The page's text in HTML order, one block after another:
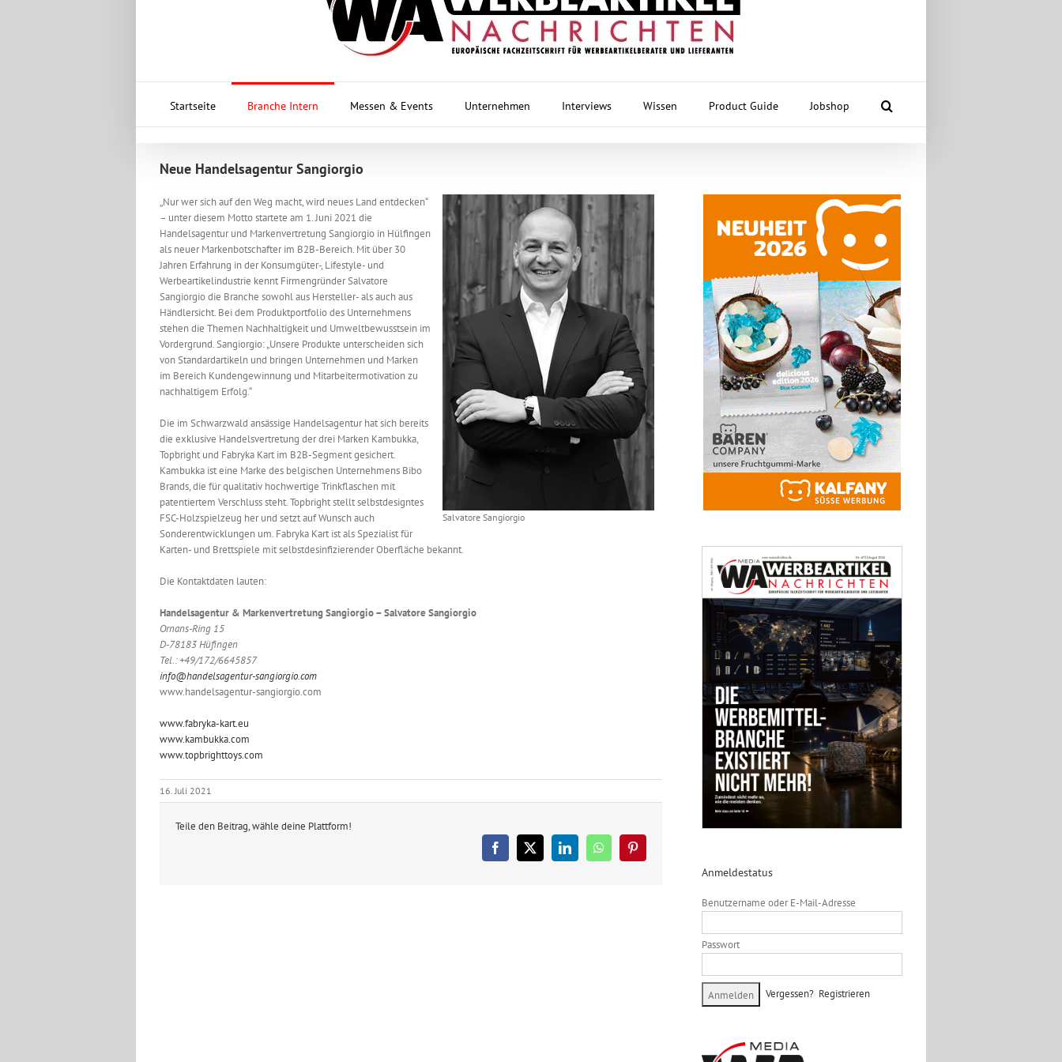
Startseite Branche Intern Messen & Events Unternehmen Interviews Wissen Product Guide Jobshop
Neue Handelsagentur Sangiorgio
Salvatore Sangiorgio
„Nur wer sich auf den Weg macht, wird neues Land entdecken“
– unter diesem Motto startete am 1. Juni 2021 die
Handelsagentur und Markenvertretung Sangiorgio in Hülfingen
als neuer Markenbotschafter im B2B-Bereich. Mit über 30
Jahren Erfahrung in der Konsumgüter-, Lifestyle- und
Werbeartikelindustrie kennt Firmengründer Salvatore
Sangiorgio die Branche sowohl aus Hersteller- als auch aus
Händlersicht. Bei dem Produktportfolio des Unternehmens
stehen die Themen Nachhaltigkeit und Umweltbewusstsein im
Vordergrund. Sangiorgio: „Unsere Produkte unterscheiden sich
von Standardartikeln und bringen Unternehmen und Marken
im Bereich Kundengewinnung und Mitarbeitermotivation zu
nachhaltigem Erfolg.“
Die im Schwarzwald ansässige Handelsagentur hat sich bereits
die exklusive Handelsvertretung der drei Marken Kambukka,
Topbright und Fabryka Kart im B2B-Segment gesichert.
Kambukka ist eine Marke des belgischen Unternehmens Bibo
Brands, die für qualitativ hochwertige Trinkflaschen mit
patentiertem Verschluss steht. Topbright stellt selbstdesigntes
FSC-Holzspielzeug her und setzt auf Wunsch auch
Sonderentwicklungen um. Fabryka Kart ist als Spezialist für
Karten- und Brettspiele mit selbstdesinfizierender Oberfläche bekannt.
Die Kontaktdaten lauten:
Handelsagentur & Markenvertretung Sangiorgio – Salvatore Sangiorgio
Ornans-Ring 15
D-78183 Hüfingen
Tel.: +49/172/6645857
info@handelsagentur-sangiorgio.com
www.handelsagentur-sangiorgio.com
www.fabryka-kart.eu
www.kambukka.com
www.topbrighttoys.com
16. Juli 2021
Teile den Beitrag, wähle deine Plattform!
Facebook
X LinkedInWhatsAppPinterest
Anmeldestatus
Benutzername oder E-Mail-Adresse
Passwort
Vergessen? Registrieren